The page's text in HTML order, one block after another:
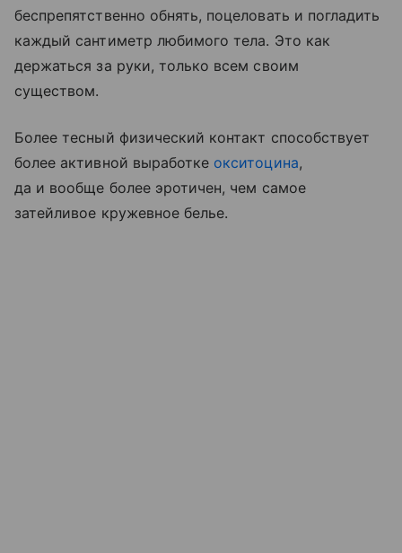
беспрепятственно обнять, поцеловать и погладить
каждый сантиметр любимого тела. Это как
держаться за руки, только всем своим
существом.
Более тесный физический контакт способствует
более активной выработке окситоцина,
да и вообще более эротичен, чем самое
затейливое кружевное белье.